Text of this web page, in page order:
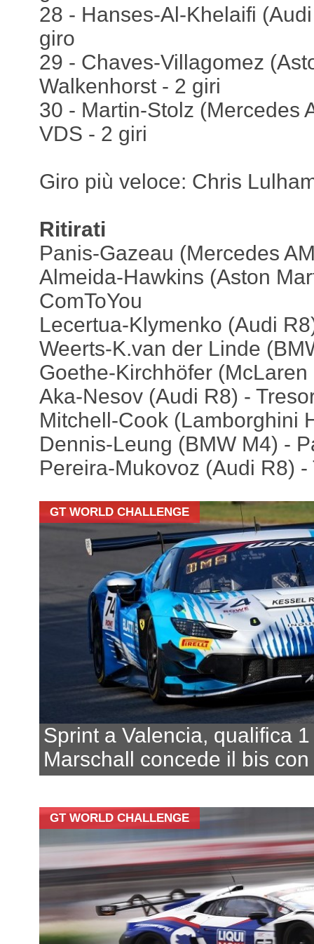
28 - Hanses-Al-Khelaifi
giro
29 - Chaves-Villagomez
Walkenhorst - 2 giri
30 - Martin-Stolz (Mercedes
VDS - 2 giri
Giro più veloce: Chris
Ritirati
Panis-Gazeau (Mercedes
Almeida-Hawkins (Aston
ComToYou
Lecertua-Klymenko (Audi
Weerts-K.van der Linde
Goethe-Kirchhöfer
Aka-Nesov (Audi R8) -
Mitchell-Cook (Lamborghini
Dennis-Leung (BMW M4) -
Pereira-Mukovoz (Audi R8) -
GT WORLD CHALLENGE
Sprint a Valencia, qualifica 1
Marschall concede il bis
GT WORLD CHALLENGE